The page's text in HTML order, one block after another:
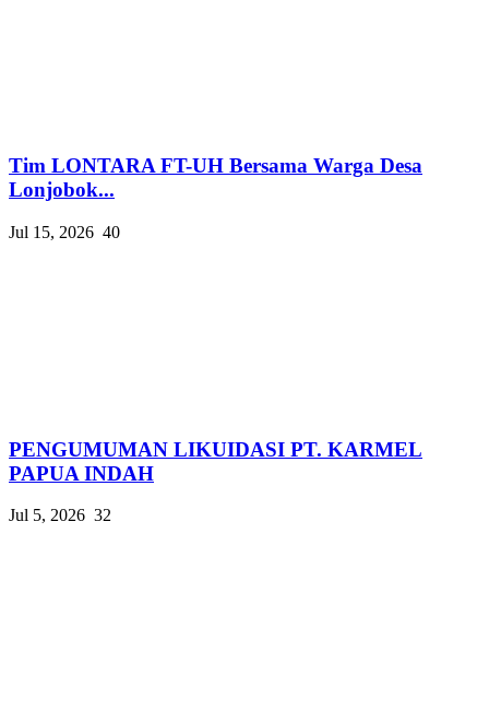
Tim LONTARA FT-UH Bersama Warga Desa
Lonjobok...
Jul 15, 2026 40
PENGUMUMAN LIKUIDASI PT. KARMEL
PAPUA INDAH
Jul 5, 2026 32